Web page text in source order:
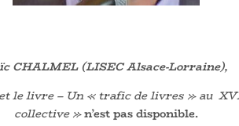
CHALMEL (LISEC Alsace-Lorraine),
le livre – Un « trafic de livres » au
collective »n’est pas disponible.